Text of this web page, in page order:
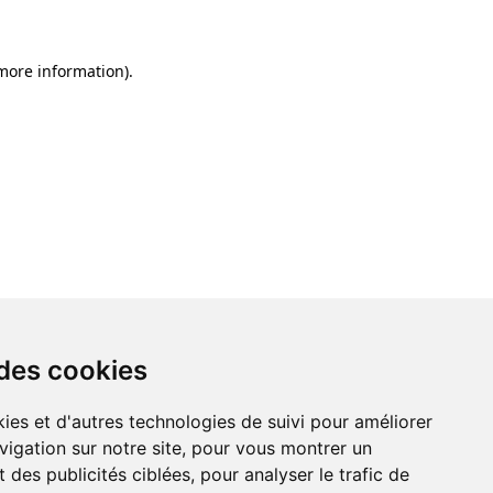
cookies
et d'autres technologies de suivi pour améliorer
sur notre site, pour vous montrer un
des publicités ciblées, pour analyser le trafic de
information).